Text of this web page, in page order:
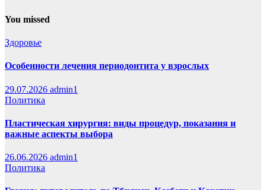
You missed
Здоровье
Особенности лечения периодонтита у взрослых
29.07.2026 admin1
Политика
Пластическая хирургия: виды процедур, показания и
важные аспекты выбора
26.06.2026 admin1
Политика